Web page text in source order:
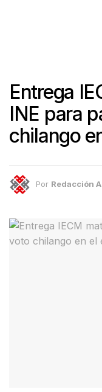
Entrega
INE para
chilango
Por Redacción